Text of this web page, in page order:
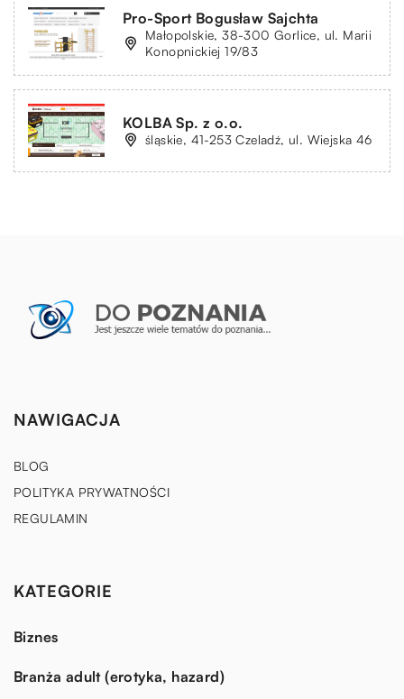
Pro-Sport Bogusław Sajchta
Małopolskie, 38-300 Gorlice, ul. Marii
Konopnickiej 19/83
KOLBA Sp. z o.o.
śląskie, 41-253 Czeladź, ul. Wiejska 46
NAWIGACJA
BLOG
POLITYKA PRYWATNOŚCI
REGULAMIN
KATEGORIE
Biznes
Branża adult (erotyka, hazard)